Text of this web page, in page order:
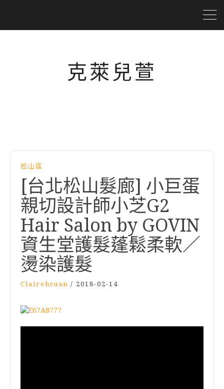
克萊兒萱
松山區
[台北松山髮廊] 小巨蛋
親切設計師小芝G2
Hair Salon by GOVIN
資生堂護髮蓬鬆柔軟／
燙染護髮
Clairehsuan / 2018-02-14